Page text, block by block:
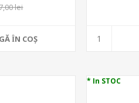
lei
ȊN COŞ
* In STOC